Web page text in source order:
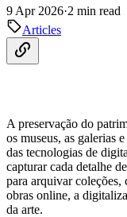
9 Apr 2026·2 min read
Articles
A preservação do
os museus, as galerias
das tecnologias de
capturar cada detalhe
para arquivar
obras online, a
da arte.